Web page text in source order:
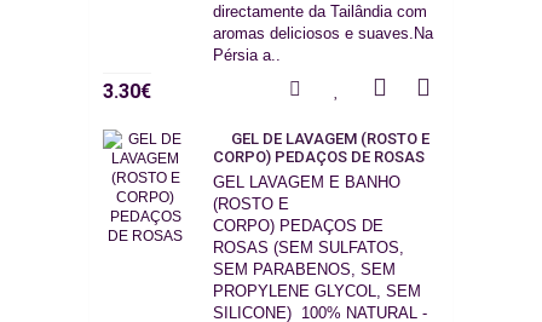
directamente da Tailândia com
aromas deliciosos e suaves.Na
Pérsia a..
3.30€
GEL DE LAVAGEM (ROSTO E
CORPO) PEDAÇOS DE ROSAS
GEL LAVAGEM E BANHO
(ROSTO E
CORPO) PEDAÇOS DE
ROSAS (SEM SULFATOS,
SEM PARABENOS, SEM
PROPYLENE GLYCOL, SEM
SILICONE) 100% NATURAL -